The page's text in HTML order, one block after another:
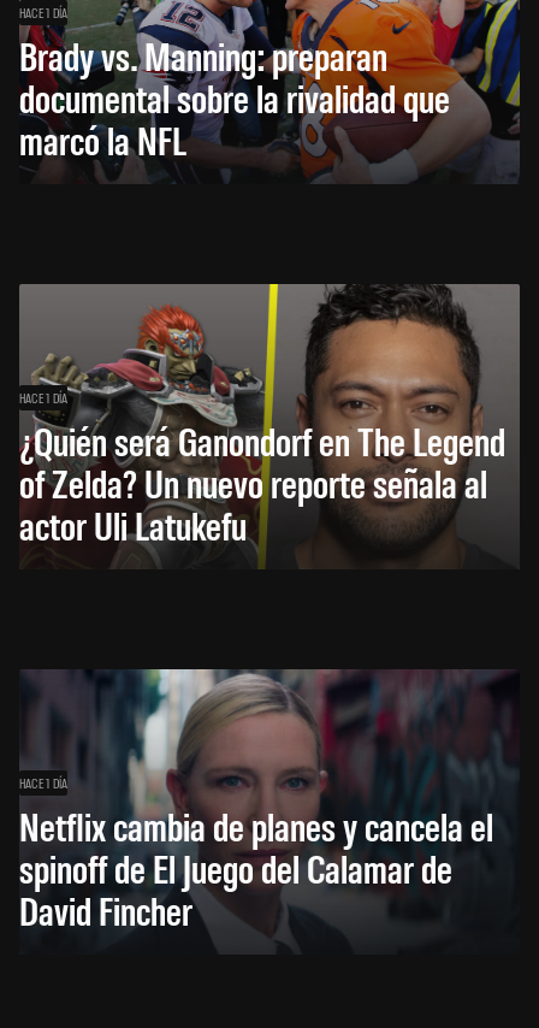
HACE 1 DÍA
Brady vs. Manning: preparan
documental sobre la rivalidad que
marcó la NFL
HACE 1 DÍA
¿Quién será Ganondorf en The Legend
of Zelda? Un nuevo reporte señala al
actor Uli Latukefu
HACE 1 DÍA
Netflix cambia de planes y cancela el
spinoff de El Juego del Calamar de
David Fincher